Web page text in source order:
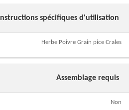
Instructions spécifiques d'utilisation
Herbe Poivre Grain pice Crales
Assemblage requis
Non